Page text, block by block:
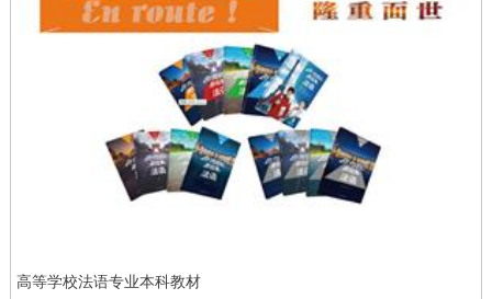
高等学校法语专业本科教材